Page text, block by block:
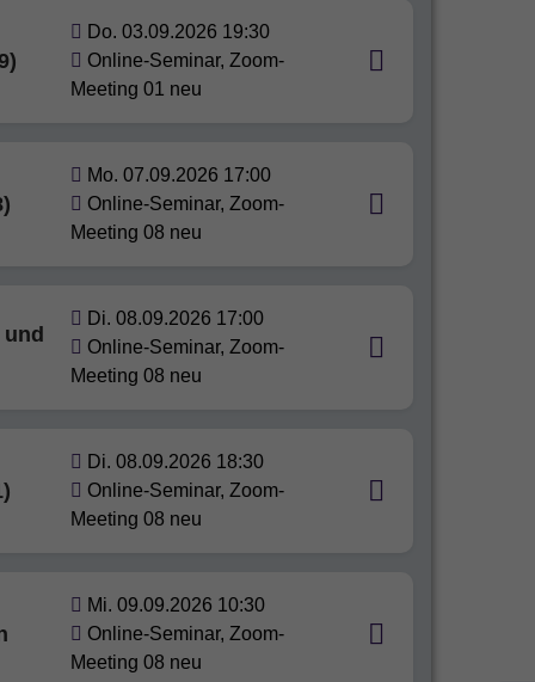
Do. 03.09.2026 19:30
Online-Seminar, Zoom-
Meeting 01 neu
Mo. 07.09.2026 17:00
Online-Seminar, Zoom-
Meeting 08 neu
Di. 08.09.2026 17:00
Online-Seminar, Zoom-
Meeting 08 neu
Di. 08.09.2026 18:30
Online-Seminar, Zoom-
Meeting 08 neu
Mi. 09.09.2026 10:30
Online-Seminar, Zoom-
Meeting 08 neu